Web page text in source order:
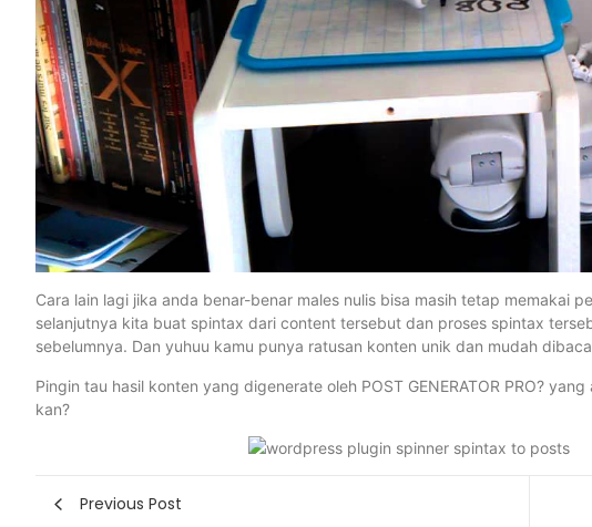
Cara lain lagi jika anda benar-benar males nulis bisa masih tetap memakai
selanjutnya kita buat spintax dari content tersebut dan proses spintax
sebelumnya. Dan yuhuu kamu punya ratusan konten unik dan mudah
Pingin tau hasil konten yang digenerate oleh POST GENERATOR PRO?
kan?
Previous Post